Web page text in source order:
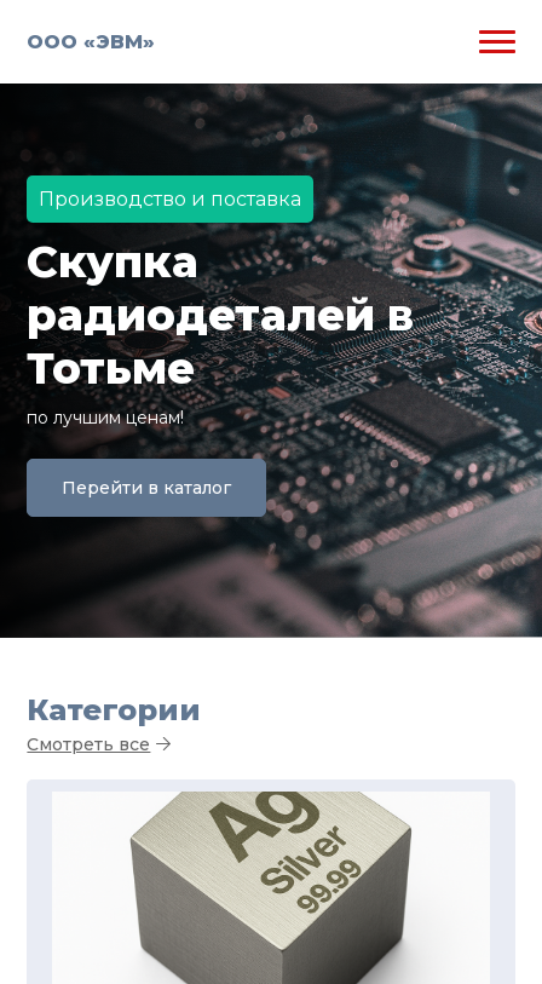
ООО «ЭВМ»
Производство и поставка
Скупка
радиодеталей в
Тотьме
по лучшим ценам!
Перейти в каталог
Категории
Смотреть все